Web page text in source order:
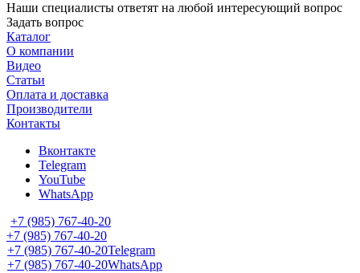
Наши специалисты ответят на любой интересующий вопрос
Задать вопрос
Каталог
О компании
Видео
Статьи
Оплата и доставка
Производители
Контакты
Вконтакте
Telegram
YouTube
WhatsApp
+7 (985) 767-40-20
+7 (985) 767-40-20
+7 (985) 767-40-20Telegram
+7 (985) 767-40-20WhatsApp